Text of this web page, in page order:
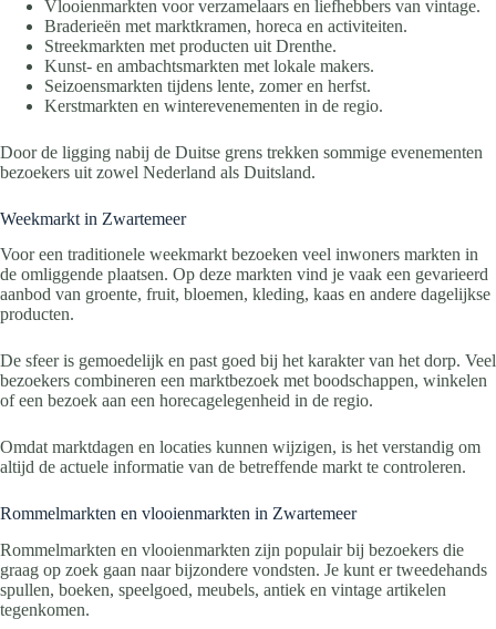
Vlooienmarkten voor verzamelaars en liefhebbers van vintage.
Braderieën met marktkramen, horeca en activiteiten.
Streekmarkten met producten uit Drenthe.
Kunst- en ambachtsmarkten met lokale makers.
Seizoensmarkten tijdens lente, zomer en herfst.
Kerstmarkten en winterevenementen in de regio.
Door de ligging nabij de Duitse grens trekken sommige evenementen
bezoekers uit zowel Nederland als Duitsland.
Weekmarkt in Zwartemeer
Voor een traditionele weekmarkt bezoeken veel inwoners markten in
de omliggende plaatsen. Op deze markten vind je vaak een gevarieerd
aanbod van groente, fruit, bloemen, kleding, kaas en andere dagelijkse
producten.
De sfeer is gemoedelijk en past goed bij het karakter van het dorp. Veel
bezoekers combineren een marktbezoek met boodschappen, winkelen
of een bezoek aan een horecagelegenheid in de regio.
Omdat marktdagen en locaties kunnen wijzigen, is het verstandig om
altijd de actuele informatie van de betreffende markt te controleren.
Rommelmarkten en vlooienmarkten in Zwartemeer
Rommelmarkten en vlooienmarkten zijn populair bij bezoekers die
graag op zoek gaan naar bijzondere vondsten. Je kunt er tweedehands
spullen, boeken, speelgoed, meubels, antiek en vintage artikelen
tegenkomen.